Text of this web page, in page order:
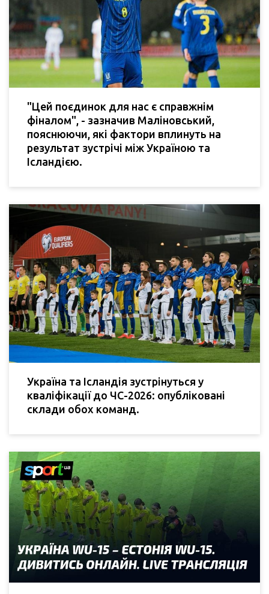
"Цей поєдинок для нас є справжнім
фіналом", - зазначив Маліновський,
пояснюючи, які фактори вплинуть на
результат зустрічі між Україною та
Ісландією.
Україна та Ісландія зустрінуться у
кваліфікації до ЧС-2026: опубліковані
склади обох команд.